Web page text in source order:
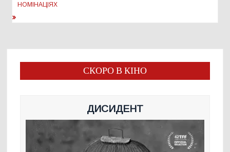
НОМІНАЦІЯХ
СКОРО В КІНО
ДИСИДЕНТ